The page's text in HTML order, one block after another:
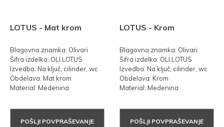
LOTUS - Mat krom
Blagovna znamka: Olivari
Šifra izdelka: OLI.LOTUS
Izvedba: Na ključ, cilinder, wc
Obdelava: Mat krom
Material: Medenina
POŠLJI POVPRAŠEVANJE
LOTUS - Krom
Blagovna znamka: Olivari
Šifra izdelka: OLI.LOTUS
Izvedba: Na ključ, cilinder, wc
Obdelava: Krom
Material: Medenina
POŠLJI POVPRAŠEVANJE